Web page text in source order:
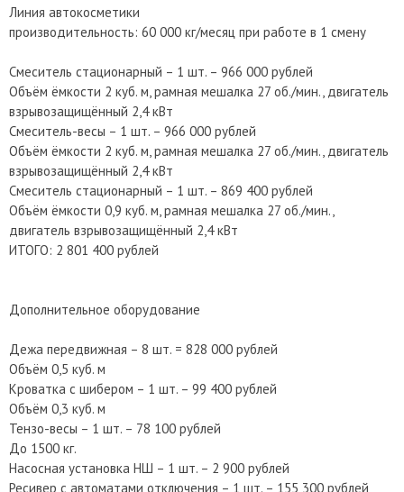
Линия автокосметики
производительность: 60 000 кг/месяц при работе в 1 смену
Смеситель стационарный – 1 шт. – 966 000 рублей
Объём ёмкости 2 куб. м, рамная мешалка 27 об./мин., двигатель
взрывозащищённый 2,4 кВт
Смеситель-весы – 1 шт. – 966 000 рублей
Объём ёмкости 2 куб. м, рамная мешалка 27 об./мин., двигатель
взрывозащищённый 2,4 кВт
Смеситель стационарный – 1 шт. – 869 400 рублей
Объём ёмкости 0,9 куб. м, рамная мешалка 27 об./мин.,
двигатель взрывозащищённый 2,4 кВт
ИТОГО: 2 801 400 рублей
Дополнительное оборудование
Дежа передвижная – 8 шт. = 828 000 рублей
Объём 0,5 куб. м
Кроватка с шибером – 1 шт. – 99 400 рублей
Объём 0,3 куб. м
Тензо-весы – 1 шт. – 78 100 рублей
До 1500 кг.
Насосная установка НШ – 1 шт. – 2 900 рублей
Ресивер с автоматами отключения – 1 шт. – 155 300 рублей